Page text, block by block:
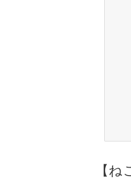
【